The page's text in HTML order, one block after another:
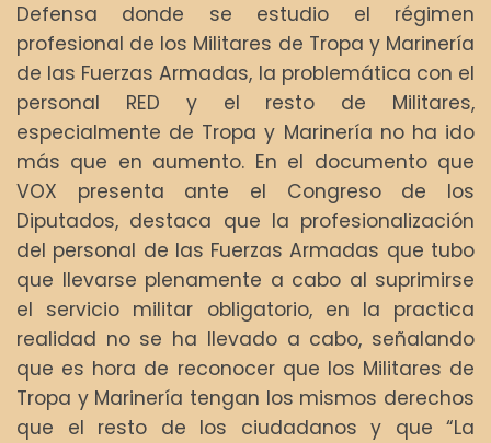
Defensa donde se estudio el régimen
profesional de los Militares de Tropa y Marinería
de las Fuerzas Armadas, la problemática con el
personal RED y el resto de Militares,
especialmente de Tropa y Marinería no ha ido
más que en aumento. En el documento que
VOX presenta ante el Congreso de los
Diputados, destaca que la profesionalización
del personal de las Fuerzas Armadas que tubo
que llevarse plenamente a cabo al suprimirse
el servicio militar obligatorio, en la practica
realidad no se ha llevado a cabo, señalando
que es hora de reconocer que los Militares de
Tropa y Marinería tengan los mismos derechos
que el resto de los ciudadanos y que “La